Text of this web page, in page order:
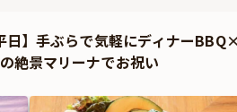
日】手ぶらで気軽にディナー
絶景マリーナでお祝い